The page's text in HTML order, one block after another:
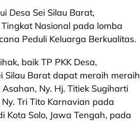
Desa Sei Silau Barat,
Nasional pada lomba
Peduli Keluarga Berkualitas.
baik TP PKK Desa,
Silau Barat dapat meraih meraih
Ny. Hj. Titiek Sugiharti
Tri Tito Karnavian pada
Kota Solo, Jawa Tengah, pada